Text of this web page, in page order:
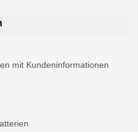
mit Kundeninformationen